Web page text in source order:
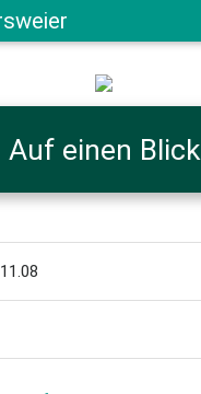
Auf einen Blick